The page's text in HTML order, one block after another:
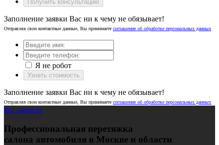
Получить консультацию
Заполнение заявки Вас ни к чему не обязывает!
Отправляя свои контактные данные, Вы принимаете соглашение об обработке персональных данных
Я не робот
Узнать стоимость
Заполнение заявки Вас ни к чему не обязывает!
Отправляя свои контактные данные, Вы принимаете соглашение об обработке персональных данных
koz-salon.ru
Профессиональная перетяжка
салона автомобиля в Москве и области